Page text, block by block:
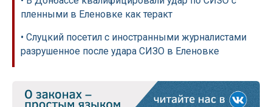
пленными в Еленовке как теракт
• Слуцкий посетил с иностранными журналистами
разрушенное после удара СИЗО в Еленовке